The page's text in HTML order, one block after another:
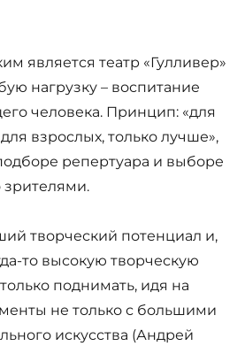
является театр «Гулливер»
нагрузку – воспитание
человека. Принцип: «для
взрослых, только лучше»,
репертуара и выборе
творческий потенциал и,
то высокую творческую
поднимать, идя на
не только с большими
искусства (Андрей